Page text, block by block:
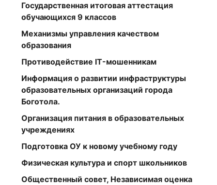
Государственная итоговая аттестация
обучающихся 9 классов
Механизмы управления качеством
образования
Противодействие IT-мошенникам
Информация о развитии инфраструктуры
образовательных организаций города
Боготола.
Организация питания в образовательных
учреждениях
Подготовка ОУ к новому учебному году
Физическая культура и спорт школьников
Общественный совет, Независимая оценка